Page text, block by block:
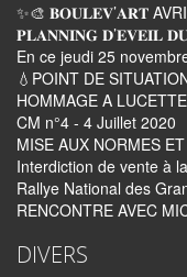
✨🎨 𝐁𝐎𝐔𝐋𝐄𝐕’𝐀𝐑𝐓
𝐏𝐋𝐀𝐍𝐍𝐈𝐍𝐆 𝐃’𝐄𝐕𝐄𝐈𝐋
En ce jeudi 25
💧POINT DE
HOMMAGE A
CM n°4 - 4 Juillet 2020
MISE AUX NORMES
Interdiction de vente à
Rallye National des
RENCONTRE AVEC
DIVERS